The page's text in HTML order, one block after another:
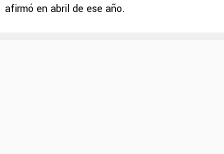
afirmó en abril de ese año.